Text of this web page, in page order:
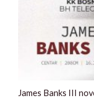
James Banks III